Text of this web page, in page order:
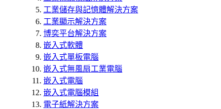
工業儲存與記憶體解決方案
工業顯示解決方案
博奕平台解決方案
嵌入式軟體
嵌入式單板電腦
嵌入式無風扇工業電腦
嵌入式電腦
嵌入式電腦模組
電子紙解決方案